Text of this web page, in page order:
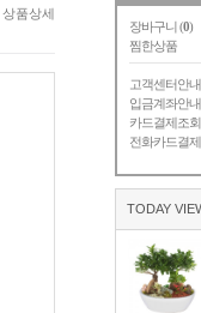
장바구니 (0)
찜한상품
고객센터안내
입금계좌안내
카드결제조회
전화카드결제
TODAY
상품상세